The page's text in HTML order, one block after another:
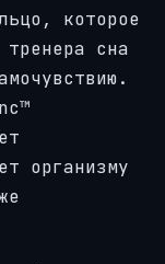
которое
тренера сна
организму